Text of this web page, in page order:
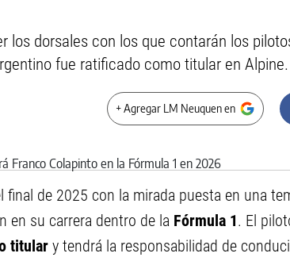
los dorsales con los que contarán los
fue ratificado como titular en Alpine.
+ Agregar LM Neuquen en
final de 2025 con la mirada puesta en una
en su carrera dentro de la Fórmula 1. El
titular y tendrá la responsabilidad de